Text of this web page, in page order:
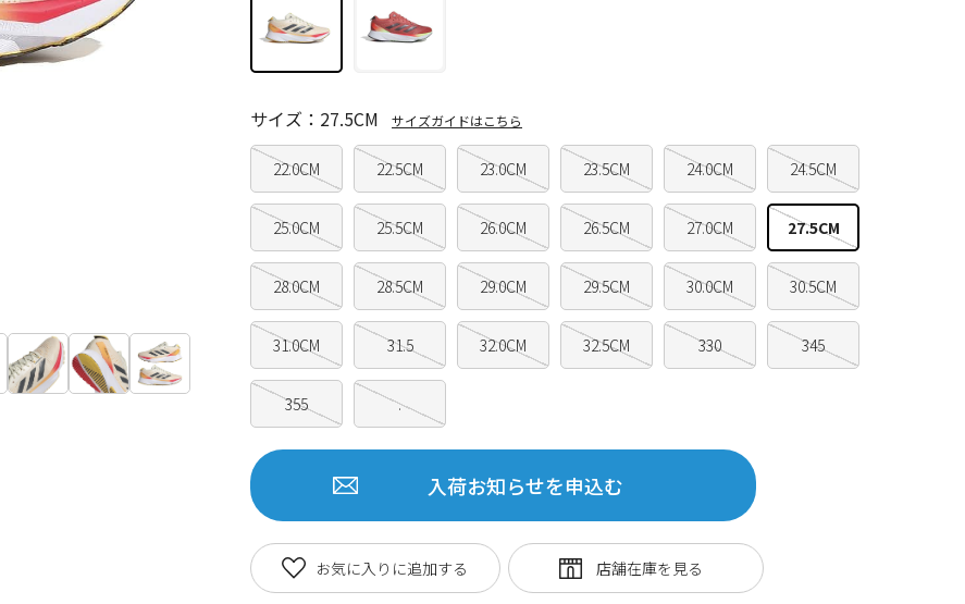
22.0CM 22.5CM 23.0CM 23.5CM 24.0CM 24.5CM
25.0CM 25.5CM 26.0CM 26.5CM 27.0CM 27.5CM
28.0CM 28.5CM 29.0CM 29.5CM 30.0CM 30.5CM
31.0CM 31.5 32.0CM 32.5CM 330 345
355 .
サイズ：27.5CM サイズガイドはこちら
入荷お知らせを申込む
お気に入りに追加する